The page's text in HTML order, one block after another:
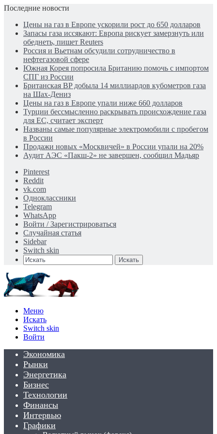
Последние новости
Цены на газ в Европе ускорили рост до 650 долларов
Запасы газа иссякают: Европа рискует замерзнуть или
обеднеть, пишет Reuters
Россия и Вьетнам обсудили сотрудничество в
нефтегазовой сфере
Южная Корея попросила Британию помочь с импортом
СПГ из России
Британская BP добыла 14 миллиардов кубометров газа
на Шах-Дениз
Цены на газ в Европе упали ниже 660 долларов
Турции бессмысленно раскрывать происхождение газа
для ЕС, считает эксперт
Названы самые популярные электромобили с пробегом
в России
Продажи новых «Москвичей» в России упали на 20%
Аудит АЭС «Пакш-2» не завершен, сообщил Мадьяр
Pinterest
Reddit
vk.com
Одноклассники
Telegram
WhatsApp
Войти / Зарегистрироваться
Случайная статья
Sidebar
Switch skin
Искать
Меню
Искать
Switch skin
Войти
Экономика
Рынки
Энергетика
Бизнес
Технологии
Финансы
Интервью
Графики